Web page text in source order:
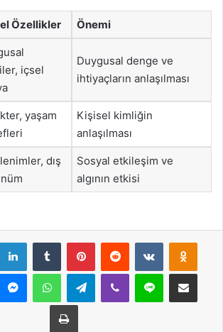
Özellikler Önemi
içsel
Duygusal denge ve
ihtiyaçların anlaşılması
yaşam
Kişisel kimliğin
anlaşılması
dış
Sosyal etkileşim ve
algının etkisi
LinkedInTumblr PinterestReddit VKontakte
MessengerWhatsAppTelegramViber Line E-Posta ile
Yazdır